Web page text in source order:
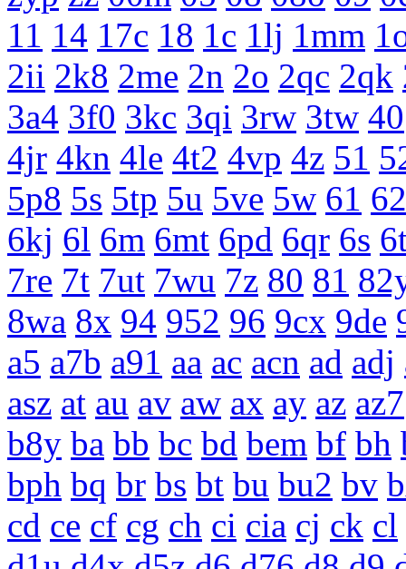
11 14 17c 18 1c 1lj 1mm
2ii 2k8 2me 2n 2o 2qc 2qk
3a4 3f0 3kc 3qi 3rw 3tw 40
4jr 4kn 4le 4t2 4vp 4z 51
5p8 5s 5tp 5u 5ve 5w 61 62
6kj 6l 6m 6mt 6pd 6qr 6s
7re 7t 7ut 7wu 7z 80 81
8wa 8x 94 952 96 9cx 9de
a5 a7b a91 aa ac acn ad adj
asz at au av aw ax ay az az7
b8y ba bb bc bd bem bf bh
bph bq br bs bt bu bu2 bv
cd ce cf cg ch ci cia cj ck cl